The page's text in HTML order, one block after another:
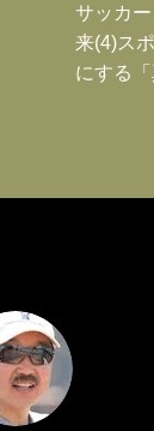
サッカ
来(4)ス
にする